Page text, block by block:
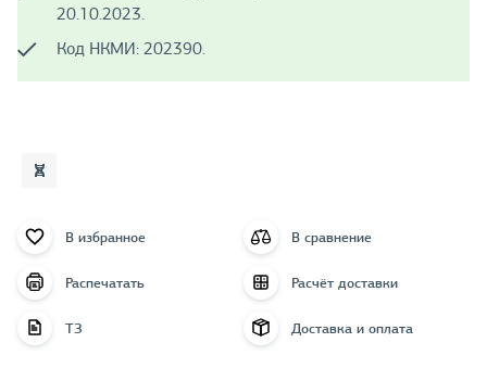
20.10.2023.
Код НКМИ: 202390.
В избранное В сравнение
Распечатать Расчёт доставки
ТЗ Доставка и оплата